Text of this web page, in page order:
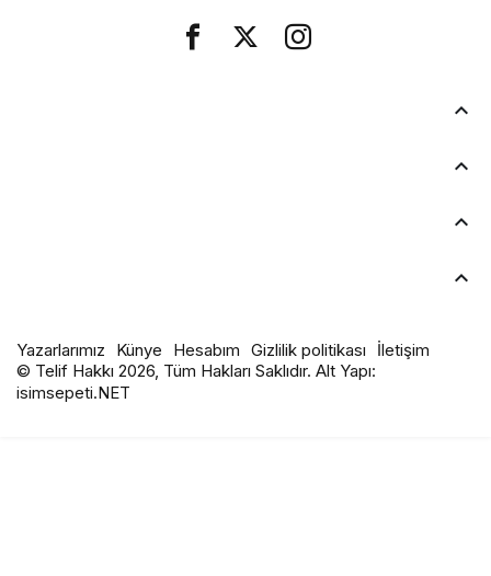
Yazarlarımız Künye Hesabım Gizlilik politikası
İletişim
© Telif Hakkı 2026, Tüm Hakları Saklıdır. Alt Yapı:
isimsepeti.NET